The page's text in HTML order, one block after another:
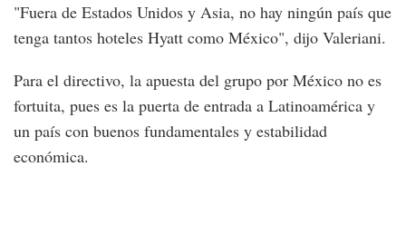
"Fuera de Estados Unidos y Asia, no hay ningún país que
tenga tantos hoteles Hyatt como México", dijo Valeriani.
Para el directivo, la apuesta del grupo por México no es
fortuita, pues es la puerta de entrada a Latinoamérica y
un país con buenos fundamentales y estabilidad
económica.